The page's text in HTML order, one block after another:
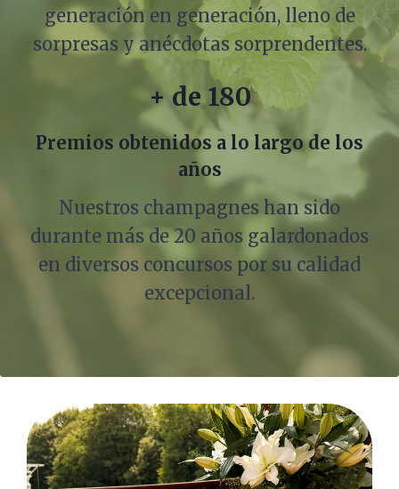
generación en generación, lleno de
sorpresas y anécdotas sorprendentes.
+ de 180
Premios obtenidos a lo largo de los
años
Nuestros champagnes han sido
durante más de 20 años galardonados
en diversos concursos por su calidad
excepcional.